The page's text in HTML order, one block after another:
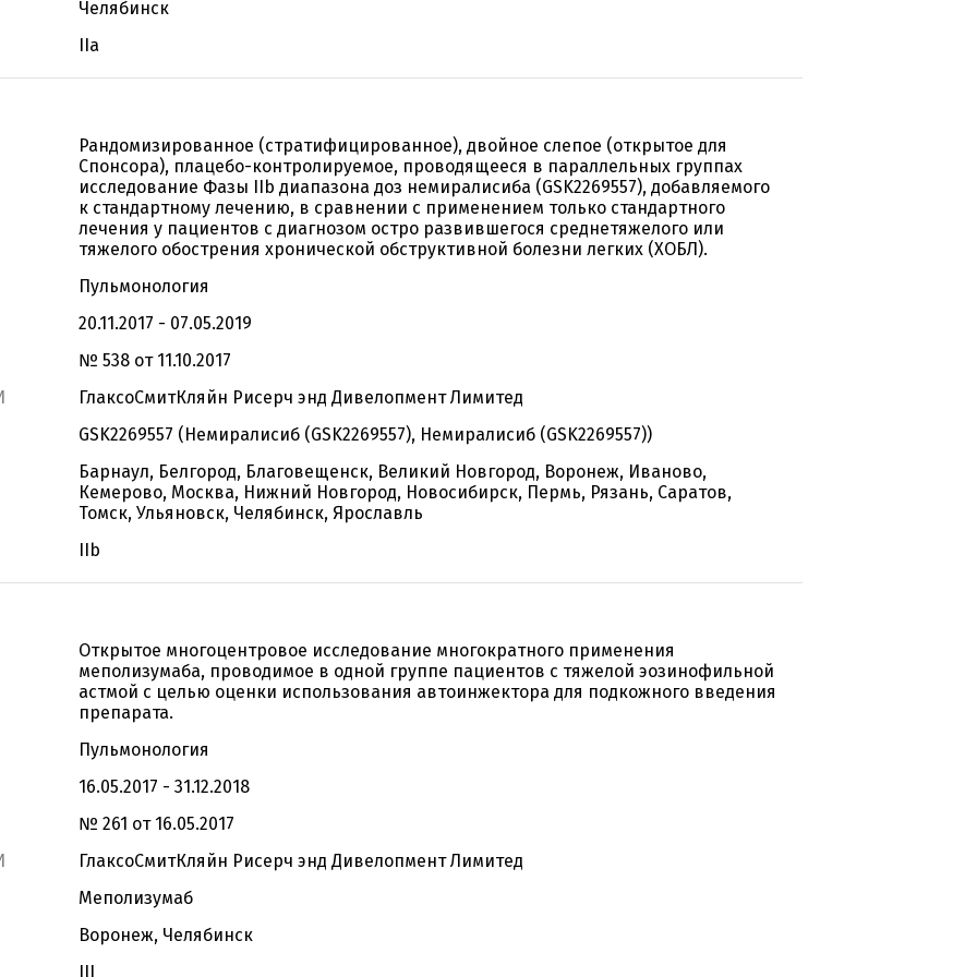
Челябинск
IIa
Рандомизированное (стратифицированное), двойное слепое (открытое для
Спонсора), плацебо-контролируемое, проводящееся в параллельных группах
исследование Фазы IIb диапазона доз немиралисиба (GSK2269557), добавляемого
к стандартному лечению, в сравнении с применением только стандартного
лечения у пациентов с диагнозом остро развившегося среднетяжелого или
тяжелого обострения хронической обструктивной болезни легких (ХОБЛ).
Пульмонология
20.11.2017 - 07.05.2019
№ 538 от 11.10.2017
ГлаксоСмитКляйн Рисерч энд Дивелопмент Лимитед
GSK2269557 (Немиралисиб (GSK2269557), Немиралисиб (GSK2269557))
Барнаул, Белгород, Благовещенск, Великий Новгород, Воронеж, Иваново,
Кемерово, Москва, Нижний Новгород, Новосибирск, Пермь, Рязань, Саратов,
Томск, Ульяновск, Челябинск, Ярославль
IIb
Открытое многоцентровое исследование многократного применения
меполизумаба, проводимое в одной группе пациентов с тяжелой эозинофильной
астмой с целью оценки использования автоинжектора для подкожного введения
препарата.
Пульмонология
16.05.2017 - 31.12.2018
№ 261 от 16.05.2017
ГлаксоСмитКляйн Рисерч энд Дивелопмент Лимитед
Меполизумаб
Воронеж, Челябинск
III